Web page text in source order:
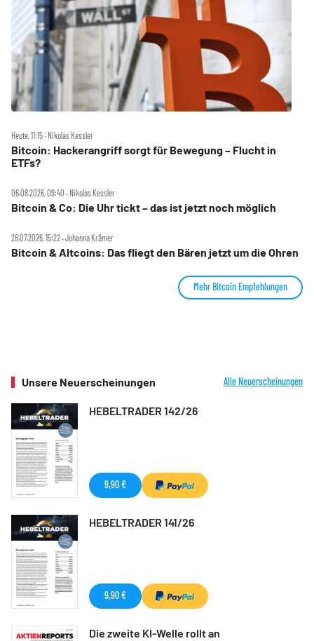
Heute, 11:15 ‧ Nikolas Kessler
Bitcoin: Hackerangriff sorgt für Bewegung – Flucht in
ETFs?
06.08.2026, 09:40 ‧ Nikolas Kessler
Bitcoin & Co: Die Uhr tickt – das ist jetzt noch möglich
28.07.2026, 15:22 ‧ Johanna Krämer
Bitcoin & Altcoins: Das fliegt den Bären jetzt um die Ohren
Mehr Bitcoin Empfehlungen
Unsere Neuerscheinungen Alle Neuerscheinungen
HEBELTRADER 142/26
9,90 €
HEBELTRADER 141/26
9,90 €
Die zweite KI-Welle rollt an